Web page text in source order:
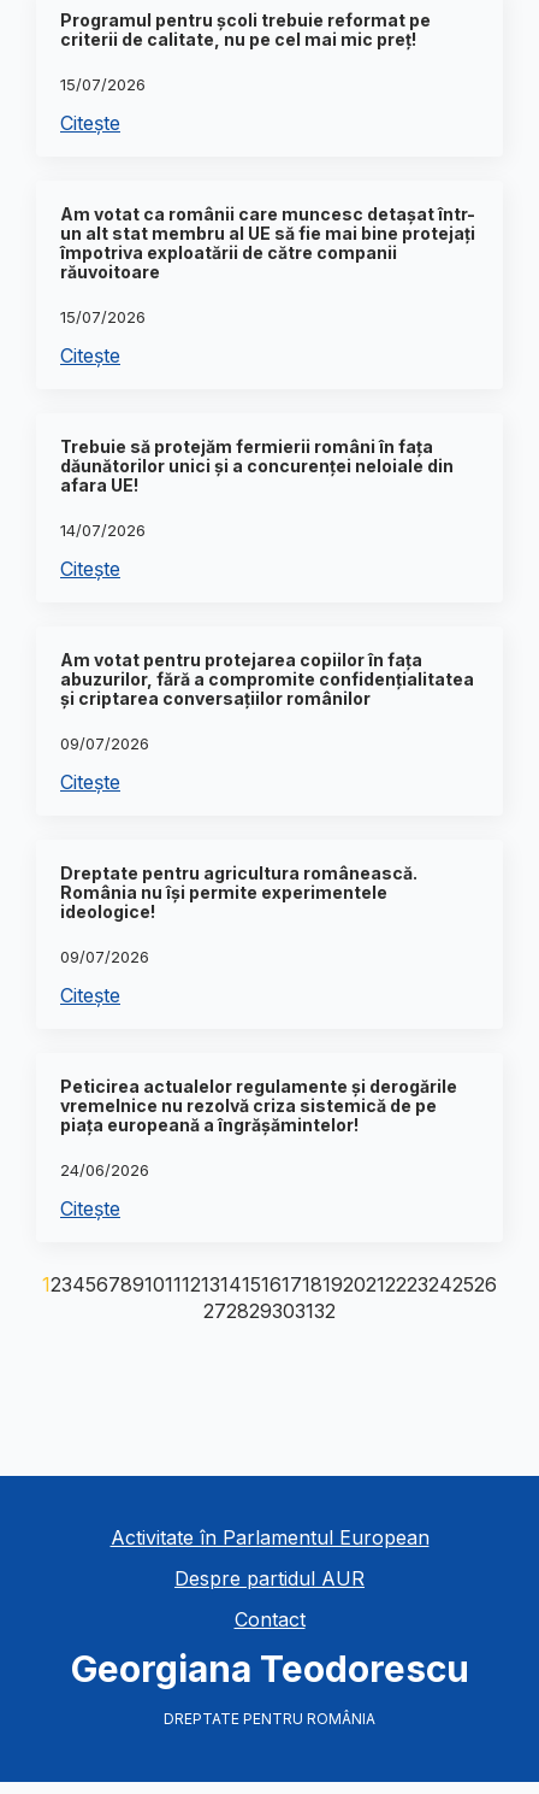
Programul pentru școli trebuie reformat pe
criterii de calitate, nu pe cel mai mic preț!
15/07/2026
Citește
Am votat ca românii care muncesc detașat într-
un alt stat membru al UE să fie mai bine protejați
împotriva exploatării de către companii
răuvoitoare
15/07/2026
Citește
Trebuie să protejăm fermierii români în fața
dăunătorilor unici și a concurenței neloiale din
afara UE!
14/07/2026
Citește
Am votat pentru protejarea copiilor în fața
abuzurilor, fără a compromite confidențialitatea
și criptarea conversațiilor românilor
09/07/2026
Citește
Dreptate pentru agricultura românească.
România nu își permite experimentele
ideologice!
09/07/2026
Citește
Peticirea actualelor regulamente și derogările
vremelnice nu rezolvă criza sistemică de pe
piața europeană a îngrășămintelor!
24/06/2026
Citește
1234567891011121314151617181920212223242526
272829303132
Georgiana Teodorescu
DREPTATE PENTRU ROMÂNIA
Activitate în Parlamentul European
Despre partidul AUR
Contact